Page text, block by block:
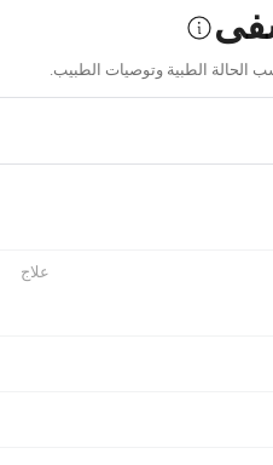
علاج